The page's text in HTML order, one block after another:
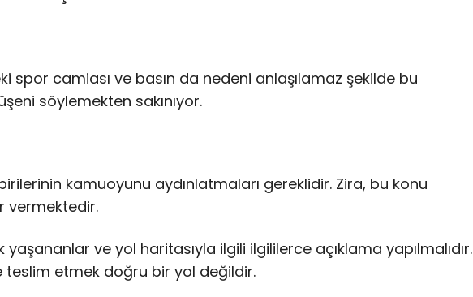
spor camiası ve basın da nedeni anlaşılamaz şekilde bu
söylemekten sakınıyor.
kamuoyunu aydınlatmaları gereklidir. Zira, bu konu
vermektedir.
ve yol haritasıyla ilgili ilgililerce açıklama yapılmalıdır.
teslim etmek doğru bir yol değildir.